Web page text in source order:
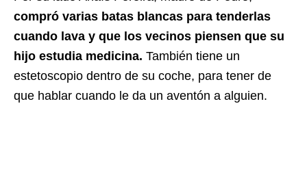
compró varias batas blancas para tenderlas
cuando lava y que los vecinos piensen que su
hijo estudia medicina. También tiene un
estetoscopio dentro de su coche, para tener de
que hablar cuando le da un aventón a alguien.